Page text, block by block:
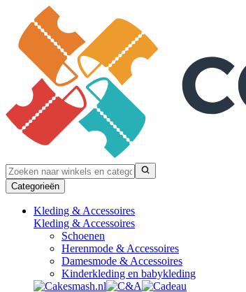
Categorieën
Kleding & Accessoires
Kleding & Accessoires
Schoenen
Herenmode & Accessoires
Damesmode & Accessoires
Kinderkleding en babykleding